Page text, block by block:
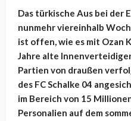
Das türkische Aus bei der
nunmehr viereinhalb
ist offen, wie es mit Ozan
Jahre alte
Partien von draußen
des FC Schalke 04
im Bereich von 15
Personalien auf dem